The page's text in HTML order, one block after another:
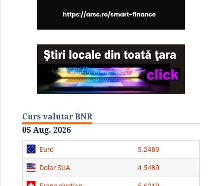
Curs valutar BNR
05 Aug. 2026
Euro 5.2489
Dolar SUA 4.5480